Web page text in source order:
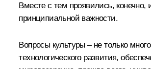
Вместе с тем проявились, конечно,
принципиальной важности.
Вопросы культуры – не только
технологического развития,